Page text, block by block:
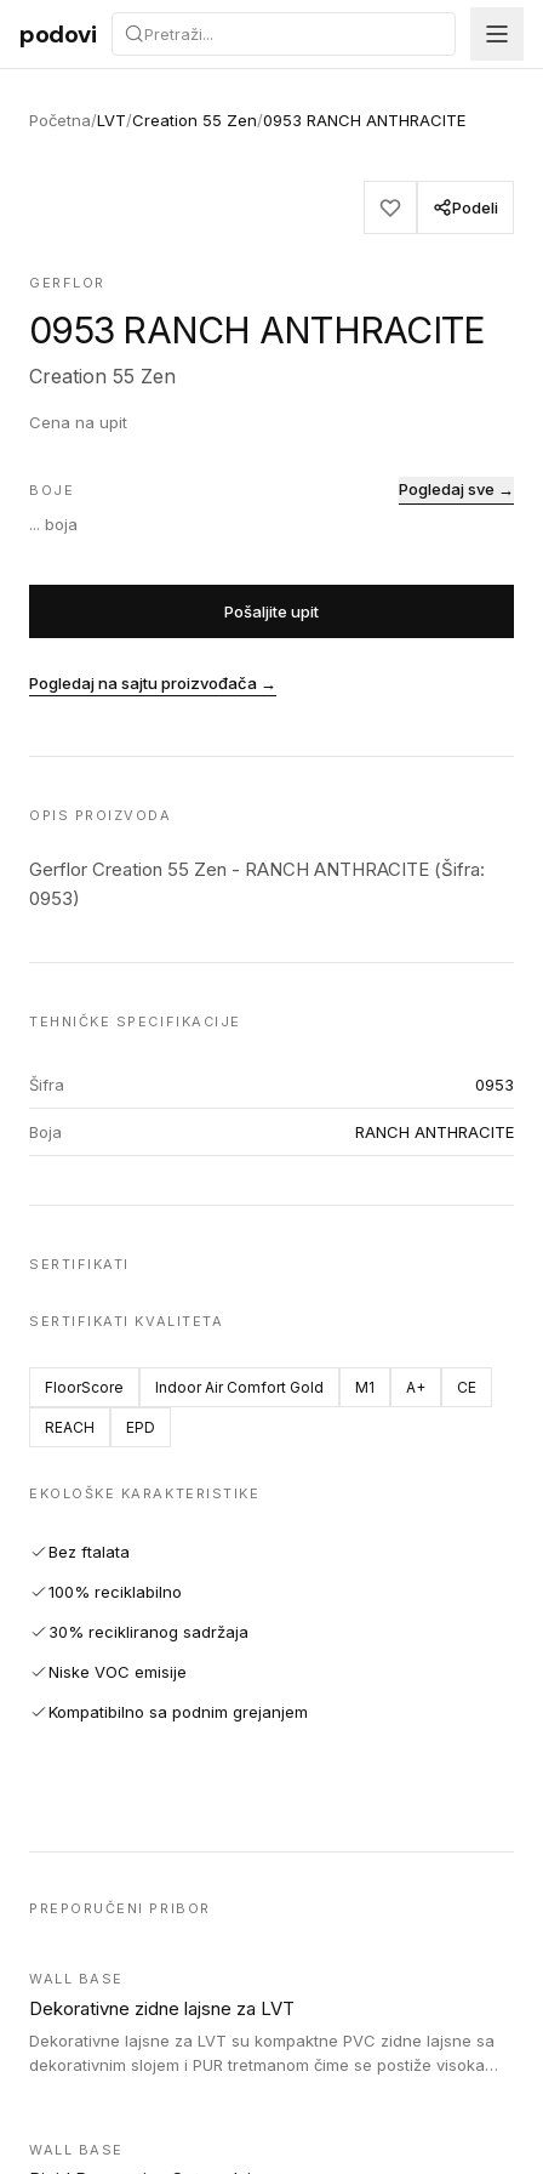
Preskoči na sadržaj
podovi
Početna/LVT/Creation 55 Zen/0953 RANCH ANTHRACITE
Podeli
GERFLOR
0953 RANCH ANTHRACITE
Creation 55 Zen
Cena na upit
BOJE
... boja
Pogledaj sve →
Pošaljite upit
Pogledaj na sajtu proizvođača →
OPIS PROIZVODA
Gerflor Creation 55 Zen - RANCH ANTHRACITE (Šifra:
0953)
TEHNIČKE SPECIFIKACIJE
Šifra 0953
Boja RANCH ANTHRACITE
SERTIFIKATI
SERTIFIKATI KVALITETA
FloorScore Indoor Air Comfort Gold M1 A+ CE
REACH EPD
EKOLOŠKE KARAKTERISTIKE
Bez ftalata
100% reciklabilno
30% recikliranog sadržaja
Niske VOC emisije
Kompatibilno sa podnim grejanjem
PREPORUČENI PRIBOR
WALL BASE
Dekorativne zidne lajsne za LVT
Dekorativne lajsne za LVT su kompaktne PVC zidne lajsne sa
dekorativnim slojem i PUR tretmanom čime se postiže visoka
WALL BASE